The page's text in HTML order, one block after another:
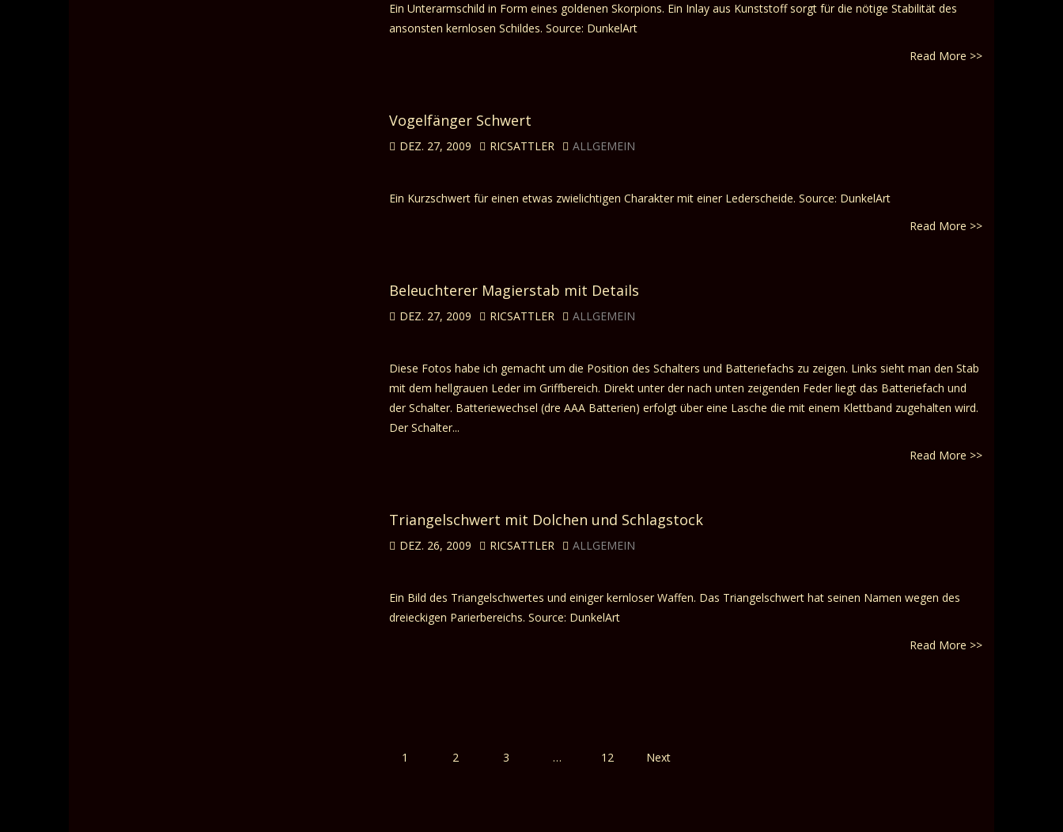
Ein Unterarmschild in Form eines goldenen Skorpions. Ein Inlay aus Kunststoff sorgt für die nötige Stabilität des
ansonsten kernlosen Schildes. Source: DunkelArt
Read More >>
Vogelfänger Schwert
DEZ. 27, 2009 RICSATTLER ALLGEMEIN
Ein Kurzschwert für einen etwas zwielichtigen Charakter mit einer Lederscheide. Source: DunkelArt
Read More >>
Beleuchterer Magierstab mit Details
DEZ. 27, 2009 RICSATTLER ALLGEMEIN
Diese Fotos habe ich gemacht um die Position des Schalters und Batteriefachs zu zeigen. Links sieht man den Stab
mit dem hellgrauen Leder im Griffbereich. Direkt unter der nach unten zeigenden Feder liegt das Batteriefach und
der Schalter. Batteriewechsel (dre AAA Batterien) erfolgt über eine Lasche die mit einem Klettband zugehalten wird.
Der Schalter...
Read More >>
Triangelschwert mit Dolchen und Schlagstock
DEZ. 26, 2009 RICSATTLER ALLGEMEIN
Ein Bild des Triangelschwertes und einiger kernloser Waffen. Das Triangelschwert hat seinen Namen wegen des
dreieckigen Parierbereichs. Source: DunkelArt
Read More >>
1 2 3 … 12 Next